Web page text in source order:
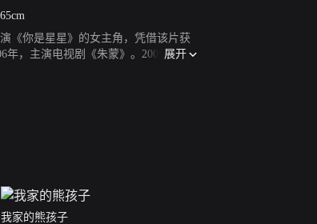
《你是星星》的女主角，凭借该片获
年，主演电视剧《朱蒙》。2008年，主
》。2012年，主演电视剧《综合
，客串SBS月火剧《Doctors》。201
夕阳》，担任该剧女主角。
展开
我家的熊孩子